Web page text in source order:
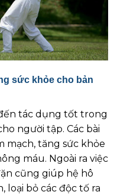
sức khỏe cho bản
tác dụng tốt trong
người tập. Các bài
mạch, tăng sức khỏe
máu. Ngoài ra việc
cũng giúp hệ hô
loại bỏ các độc tố ra